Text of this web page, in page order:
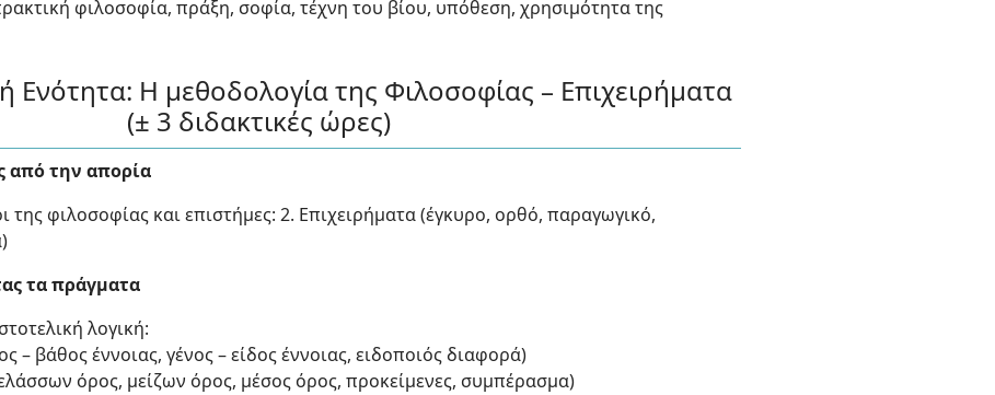
φιλοσοφία, πράξη, σοφία, τέχνη του βίου, υπόθεση, χρησιμότητα της
Ενότητα: Η μεθοδολογία της Φιλοσοφίας – Επιχειρήματα
(± 3 διδακτικές ώρες)
από την απορία
της φιλοσοφίας και επιστήμες: 2. Επιχειρήματα (έγκυρο, ορθό, παραγωγικό,
τα πράγματα
λογική:
– βάθος έννοιας, γένος – είδος έννοιας, ειδοποιός διαφορά)
όρος, μείζων όρος, μέσος όρος, προκείμενες, συμπέρασμα)